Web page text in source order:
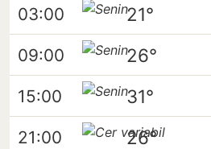
03:00 21°
09:00 26°
15:00 31°
21:00 26°